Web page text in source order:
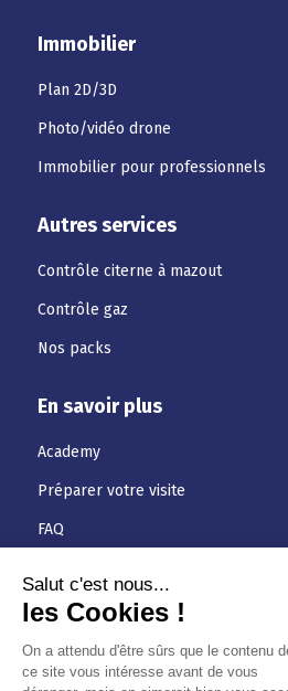
Immobilier
Plan 2D/3D
Photo/vidéo drone
Immobilier pour professionnels
Autres services
Contrôle citerne à mazout
Contrôle gaz
Nos packs
En savoir plus
Academy
Préparer votre visite
FAQ
Jobs
Actualités
Conditions générales